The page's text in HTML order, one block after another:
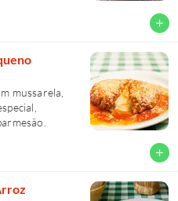
add
mussarela,
add